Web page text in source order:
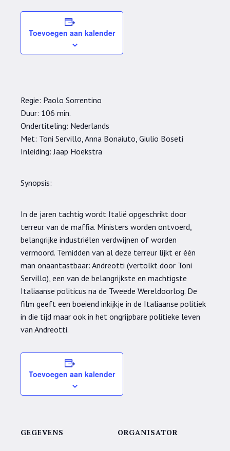
Toevoegen aan kalender
Regie: Paolo Sorrentino
Duur: 106 min.
Ondertiteling: Nederlands
Met: Toni Servillo, Anna Bonaiuto, Giulio Boseti
Inleiding: Jaap Hoekstra
Synopsis:
In de jaren tachtig wordt Italië opgeschrikt door
terreur van de maffia. Ministers worden ontvoerd,
belangrijke industriëlen verdwijnen of worden
vermoord. Temidden van al deze terreur lijkt er één
man onaantastbaar: Andreotti (vertolkt door Toni
Servillo), een van de belangrijkste en machtigste
Italiaanse politicus na de Tweede Wereldoorlog. De
film geeft een boeiend inkijkje in de Italiaanse politiek
in die tijd maar ook in het ongrijpbare politieke leven
van Andreotti.
Toevoegen aan kalender
GEGEVENS ORGANISATOR